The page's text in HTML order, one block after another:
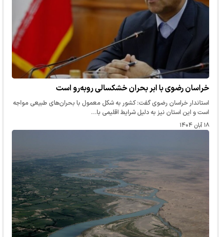
خراسان رضوی با ابر بحران خشکسالی روبه‌رو است
استاندار خراسان رضوی گفت: کشور به شکل معمول با بحران‌های طبیعی مواجه
است و این استان نیز به دلیل شرایط اقلیمی با…
۱۸ آبان ۱۴۰۴